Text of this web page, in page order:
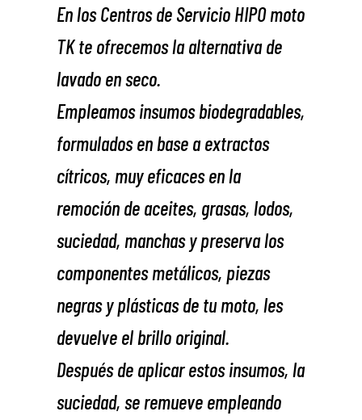
En los Centros de Servicio HIPO moto
TK te ofrecemos la alternativa de
lavado en seco.
Empleamos insumos biodegradables,
formulados en base a extractos
cítricos, muy eficaces en la
remoción de aceites, grasas, lodos,
suciedad, manchas y preserva los
componentes metálicos, piezas
negras y plásticas de tu moto, les
devuelve el brillo original.
Después de aplicar estos insumos, la
suciedad, se remueve empleando